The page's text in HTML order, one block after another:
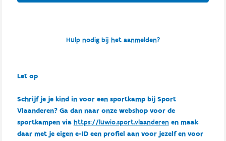
Hulp nodig bij het aanmelden?
Let op
Schrijf je je kind in voor een sportkamp bij Sport
Vlaanderen? Ga dan naar onze webshop voor de
sportkampen via https://luwio.sport.vlaanderenen maak
daar met je eigen e-ID een profiel aan voor jezelf en voor